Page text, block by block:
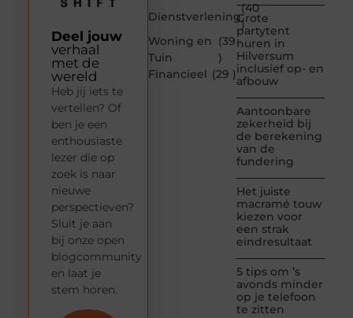
Dienstverlening
(40
)
Woning en
Tuin
(39
)
Financieel (29 )
Grote
partytent
huren in
Hilversum
inclusief op- en
afbouw
Aantoonbare
zekerheid bij
de berekening
van de
fundering
Het juiste
macramé touw
kiezen voor
een strak
eindresultaat
5 tips om ’s
avonds minder
op je telefoon
te zitten
Deel jouw
verhaal
met de
wereld
Heb jij iets te
vertellen? Of
ben je een
enthousiaste
lezer die op
zoek is naar
nieuwe
perspectieven?
Sluit je aan
bij onze open
blogcommunity
en laat je
stem horen.